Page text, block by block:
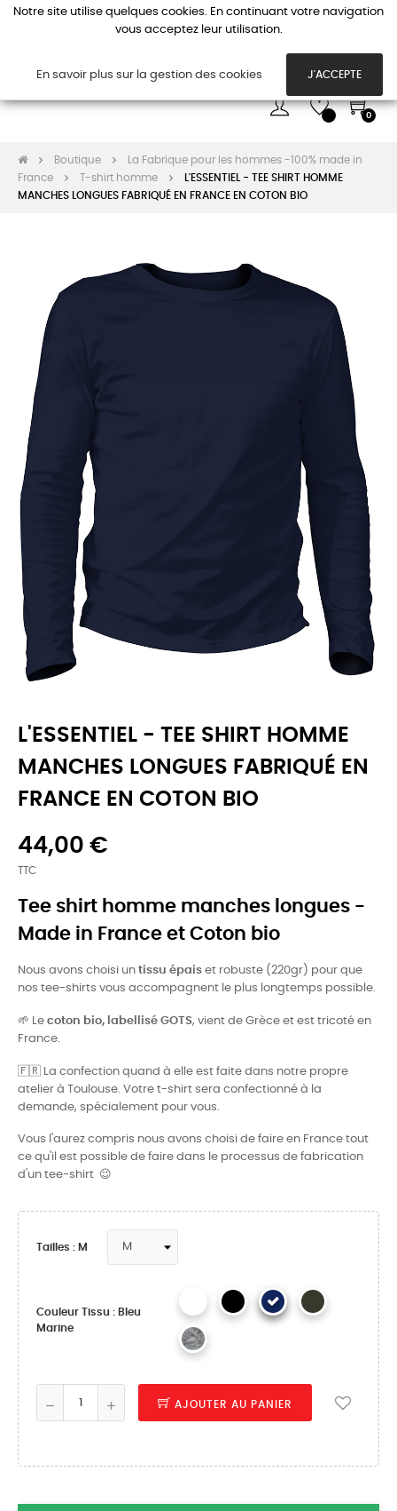
la
0
Boutique
La Fabrique pour les hommes -100% made in
France
T-shirt homme
L'ESSENTIEL - TEE SHIRT HOMME
MANCHES LONGUES FABRIQUÉ EN FRANCE EN COTON BIO
L'ESSENTIEL - TEE SHIRT HOMME
MANCHES LONGUES FABRIQUÉ EN
FRANCE EN COTON BIO
44,00 €
TTC
Tee shirt homme manches longues -
Made in France et Coton bio
Nous avons choisi un tissu épais et robuste (220gr) pour que
nos tee-shirts vous accompagnent le plus longtemps possible.
🌱 Le coton bio, labellisé GOTS, vient de Grèce et est tricoté en
France.
🇫🇷 La confection quand à elle est faite dans notre propre
atelier à Toulouse. Votre t-shirt sera confectionné à la
demande, spécialement pour vous.
Vous l'aurez compris nous avons choisi de faire en France tout
ce qu'il est possible de faire dans le processus de fabrication
d'un tee-shirt 😉
Tailles : M
Couleur Tissu : Bleu
Marine
AJOUTER AU PANIER
Notre site utilise quelques cookies. En continuant votre navigation
vous acceptez leur utilisation.
En savoir plus sur la gestion des cookies J'ACCEPTE